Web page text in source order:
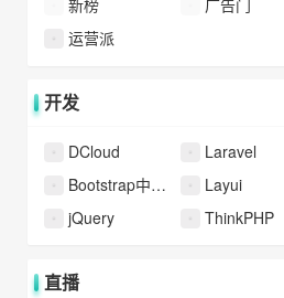
新榜 广告门
运营派
开发
DCloud Laravel
Bootstrap中文网
Layui
jQuery
ThinkPHP
直播